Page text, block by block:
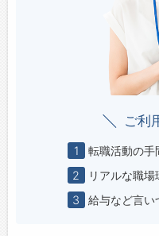
ご利
1
転職活動の手
2
リアルな職
3
給与など言い